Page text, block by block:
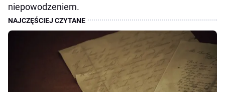
niepowodzeniem.